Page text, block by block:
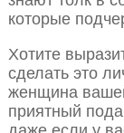
которые
Хотите
сделать это
женщина
приятный